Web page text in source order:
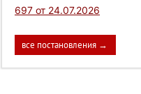
697 от 24.07.2026
все постановления →